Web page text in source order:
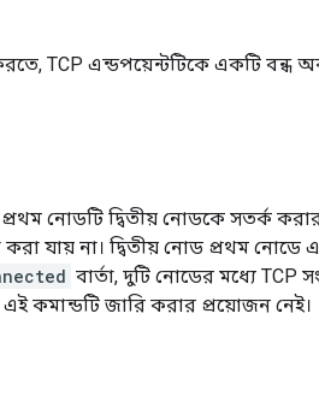
TCP এন্ডপয়েন্টটিকে একটি বন্ধ
নোডটি দ্বিতীয় নোডকে সতর্ক
যায় না। দ্বিতীয় নোড প্রথম নোডে
বার্তা, দুটি নোডের মধ্যে TCP
এই কমান্ডটি জারি করার প্রয়োজন নেই।